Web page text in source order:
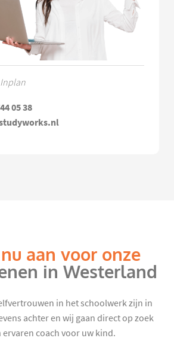
05 38
aan voor onze
in Westerland
in het schoolwerk zijn in
achter en wij gaan direct op zoek
ervaren coach voor uw kind.